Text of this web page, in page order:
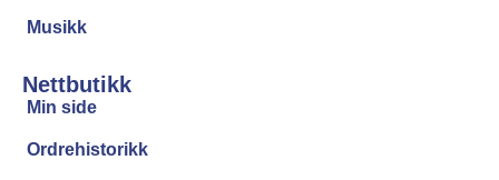
Musikk
Nettbutikk
Min side
Ordrehistorikk